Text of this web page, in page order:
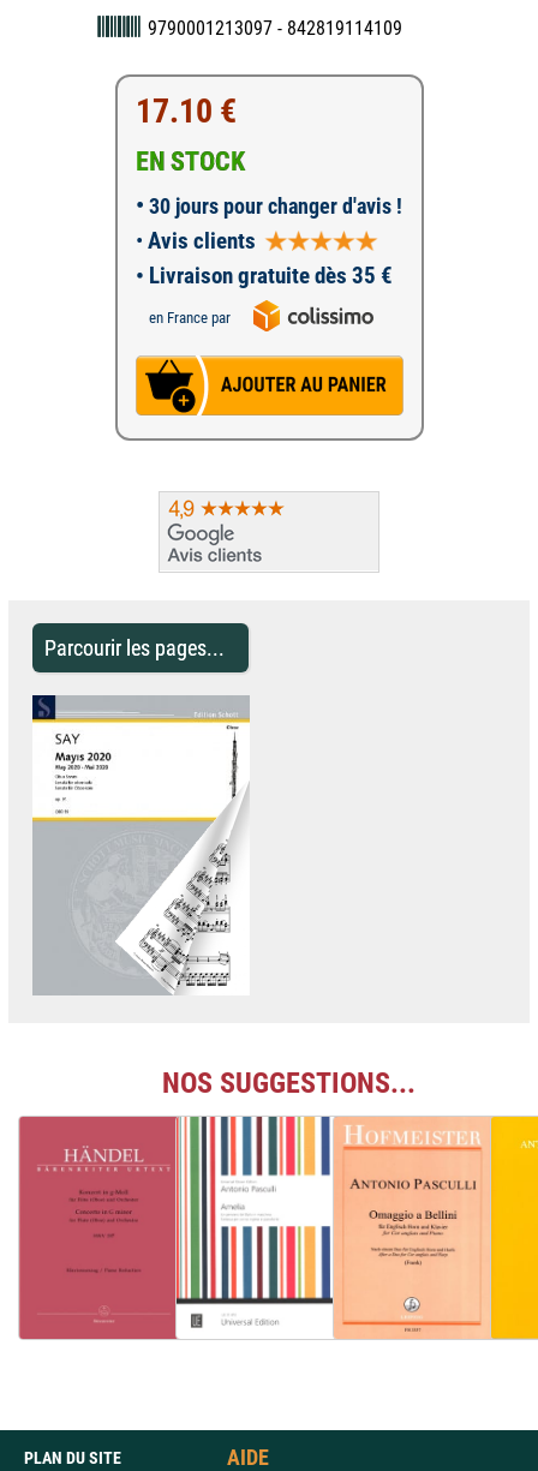
9790001213097 - 842819114109
17.10 €
EN STOCK
• 30 jours pour changer d'avis !
• Avis clients
• Livraison gratuite dès 35 €
en France par
Parcourir les pages...
NOS SUGGESTIONS...
PLAN DU SITE AIDE